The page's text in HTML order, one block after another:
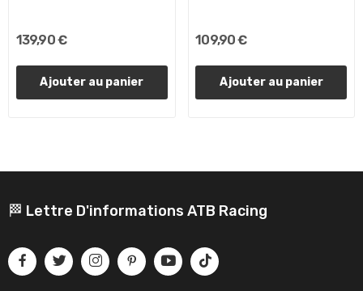
139,90 €
Ajouter au panier
109,90 €
Ajouter au panier
🏁 Lettre D'informations ATB Racing